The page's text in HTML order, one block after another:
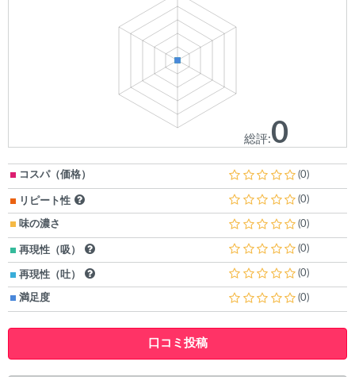
総評:0
コスパ（価格） (0)
リピート性 (0)
味の濃さ (0)
再現性（吸） (0)
再現性（吐） (0)
満足度 (0)
口コミ投稿